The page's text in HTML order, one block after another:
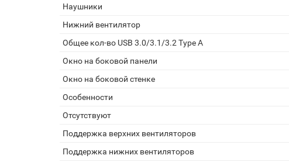
Наушники
Нижний вентилятор
Общее кол-во USB 3.0/3.1/3.2 Type A
Окно на боковой панели
Окно на боковой стенке
Особенности
Отсутствуют
Поддержка верхних вентиляторов
Поддержка нижних вентиляторов